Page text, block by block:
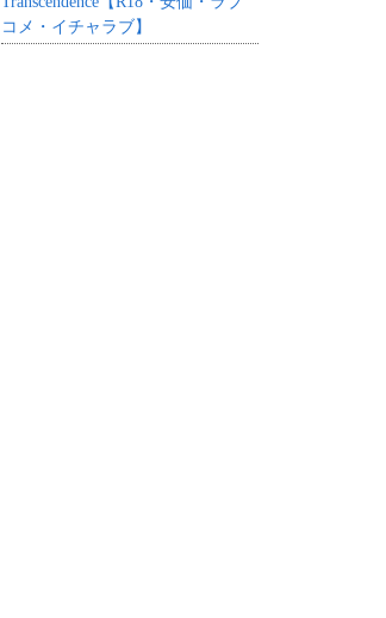
コメ・イチャラブ】